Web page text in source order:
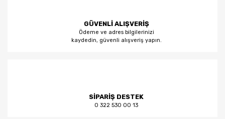
GÜVENLİ ALIŞVERİŞ
Ödeme ve adres bilgilerinizi
kaydedin, güvenli alışveriş yapın.
SİPARİŞ DESTEK
0 322 530 00 13